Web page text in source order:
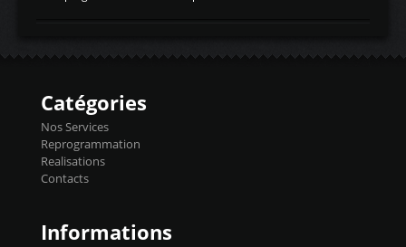
d'admissiontemp ex. pour atmo -30- 80°C
temperaturetemperature ldr moteurtemp
Injecteurs + Flashpro 1370€ TTC Le
précise et performante. Vous pourrez
basculer de la carto sans plomb à Ethanol à
l'aide du flashpro OPTION ECONOMIQUES
Reprog SP 98 sur le calculateur d'origine
450€ TTC Un gain d'environ 10cv et 15nm
Catégories
Nos Services
Reprogrammation
Realisations
Contacts
Informations